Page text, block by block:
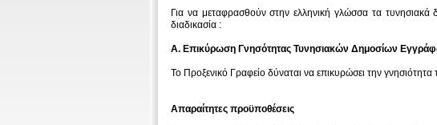
Για να μεταφρασθούν στην ελληνική γλώσσα τα
διαδικασία :
Α. Επικύρωση Γνησότητας Τυνησιακών Δημοσίων
Το Προξενικό Γραφείο δύναται να επικυρώσει την
Απαραίτητες προϋποθέσεις